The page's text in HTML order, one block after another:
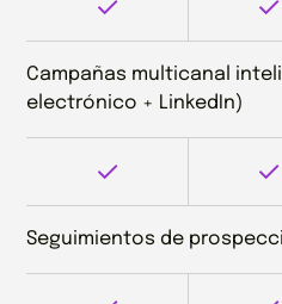
Campañas multicanal
electrónico + LinkedIn)
Seguimientos de